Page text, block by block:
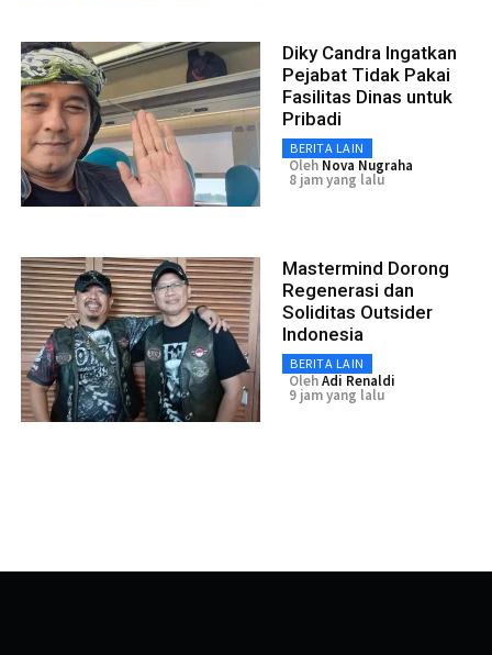
Diky Candra Ingatkan
Pejabat Tidak Pakai
Fasilitas Dinas untuk
Pribadi
BERITA LAIN
Oleh Nova Nugraha
8 jam yang lalu
Mastermind Dorong
Regenerasi dan
Soliditas Outsider
Indonesia
BERITA LAIN
OlehAdi Renaldi
9 jam yang lalu